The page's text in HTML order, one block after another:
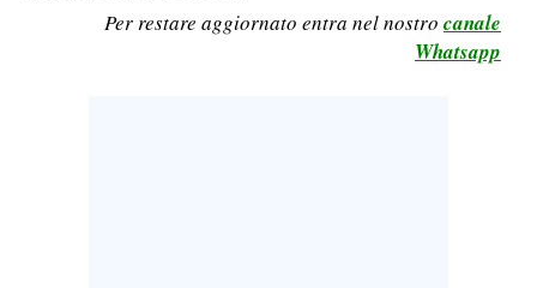
Per restare aggiornato entra nel nostro canale
Whatsapp